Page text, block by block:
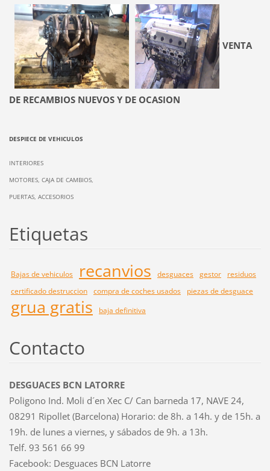
VENTA
DE RECAMBIOS NUEVOS Y DE OCASION
DESPIECE DE VEHICULOS
INTERIORES
MOTORES, CAJA DE CAMBIOS,
PUERTAS, ACCESORIOS
Etiquetas
Bajas de vehiculos recanvios desguaces gestor
residuos
certificado destruccion compra de coches usados piezas de desguace
grua gratis baja definitiva
Contacto
DESGUACES BCN LATORRE
Poligono Ind. Moli d´en Xec C/ Can barneda 17, NAVE 24,
08291 Ripollet (Barcelona) Horario: de 8h. a 14h. y de 15h. a
19h. de lunes a viernes, y sábados de 9h. a 13h.
Telf. 93 561 66 99
Facebook: Desguaces BCN Latorre